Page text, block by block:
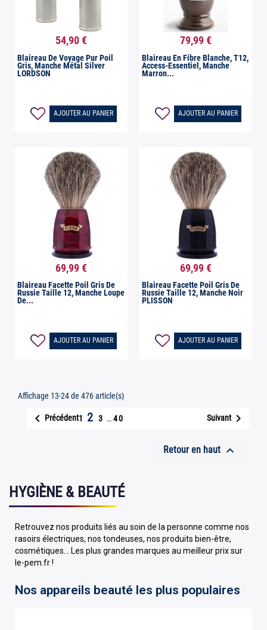
Aperçu rapide
54,90 €
Blaireau De Voyage Pur Poil
Gris, Manche Métal Silver
LORDSON
AJOUTER AU PANIER
Aperçu rapide
79,99 €
Blaireau En Fibre Blanche, T12,
Access-Essentiel, Manche
Marron...
AJOUTER AU PANIER
Aperçu rapide
69,99 €
Blaireau Facette Poil Gris De
Russie Taille 12, Manche Loupe
De...
AJOUTER AU PANIER
Aperçu rapide
69,99 €
Blaireau Facette Poil Gris De
Russie Taille 12, Manche Noir
PLISSON
AJOUTER AU PANIER
Affichage 13-24 de 476 article(s)
 Précédent1 2 3 …40 Suivant
Retour en haut 
HYGIÈNE & BEAUTÉ
Retrouvez nos produits liés au soin de la personne comme nos
rasoirs électriques, nos tondeuses, nos produits bien-être,
cosmétiques... Les plus grandes marques au meilleur prix sur
le-pem.fr !
Nos appareils beauté les plus populaires